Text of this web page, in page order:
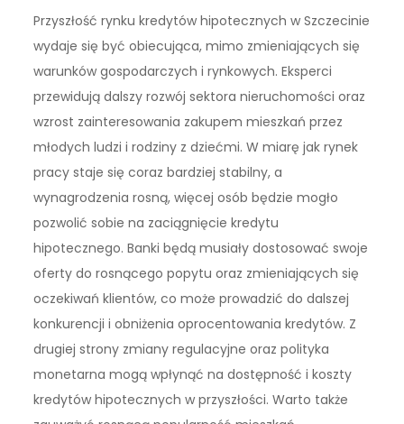
Przyszłość rynku kredytów hipotecznych w Szczecinie
wydaje się być obiecująca, mimo zmieniających się
warunków gospodarczych i rynkowych. Eksperci
przewidują dalszy rozwój sektora nieruchomości oraz
wzrost zainteresowania zakupem mieszkań przez
młodych ludzi i rodziny z dziećmi. W miarę jak rynek
pracy staje się coraz bardziej stabilny, a
wynagrodzenia rosną, więcej osób będzie mogło
pozwolić sobie na zaciągnięcie kredytu
hipotecznego. Banki będą musiały dostosować swoje
oferty do rosnącego popytu oraz zmieniających się
oczekiwań klientów, co może prowadzić do dalszej
konkurencji i obniżenia oprocentowania kredytów. Z
drugiej strony zmiany regulacyjne oraz polityka
monetarna mogą wpłynąć na dostępność i koszty
kredytów hipotecznych w przyszłości. Warto także